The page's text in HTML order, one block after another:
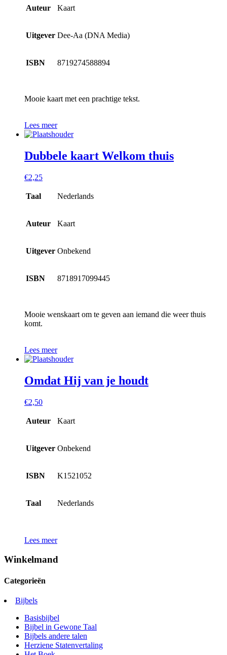
Auteur Kaart
Uitgever Dee-Aa (DNA Media)
ISBN 8719274588894
Mooie kaart met een prachtige tekst.
Lees meer
Dubbele kaart Welkom thuis
€2,25
Taal Nederlands
Auteur Kaart
Uitgever Onbekend
ISBN 8718917099445
Mooie wenskaart om te geven aan iemand die weer thuis
komt.
Lees meer
Omdat Hij van je houdt
€2,50
Auteur Kaart
Uitgever Onbekend
ISBN K1521052
Taal Nederlands
Lees meer
Winkelmand
Categorieën
Bijbels
Basisbijbel
Bijbel in Gewone Taal
Bijbels andere talen
Herziene Statenvertaling